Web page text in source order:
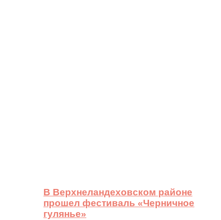
В Верхнеландеховском районе
прошел фестиваль «Черничное
гулянье»